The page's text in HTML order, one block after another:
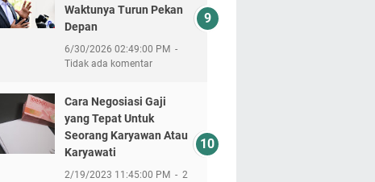
Waktunya Turun Pekan
Depan
6/30/2026 02:49:00 PM
Tidak ada komentar
Cara Negosiasi Gaji
yang Tepat Untuk
Seorang Karyawan Atau
Karyawati
2/19/2023 11:45:00 PM
2